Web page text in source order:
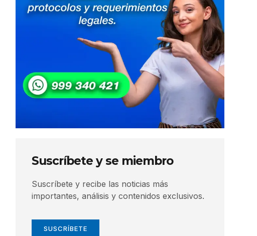
Suscríbete y se miembro
Suscríbete y recibe las noticias más
importantes, análisis y contenidos exclusivos.
SUSCRÍBETE